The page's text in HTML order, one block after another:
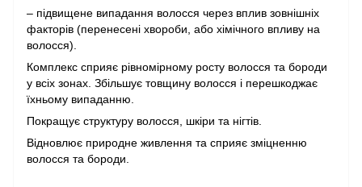
– підвищене випадання волосся через вплив зовнішніх
факторів (перенесені хвороби, або хімічного впливу на
волосся).
Комплекс сприяє рівномірному росту волосся та бороди
у всіх зонах. Збільшує товщину волосся і перешкоджає
їхньому випаданню.
Покращує структуру волосся, шкіри та нігтів.
Відновлює природне живлення та сприяє зміцненню
волосся та бороди.